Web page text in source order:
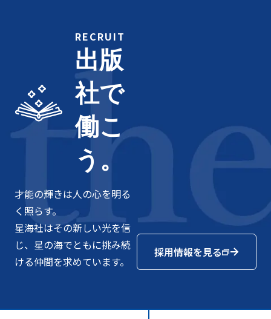
RECRUIT
出版
社で
働こ
う。
才能の輝きは人の心を明る
く照らす。
星海社はその新しい光を信
じ、星の海でともに挑み続
ける仲間を求めています。
採用情報を見る